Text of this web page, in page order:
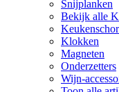
Snijplanken
Bekijk alle
Klokken
Magneten
Onderzetters
Wijn-